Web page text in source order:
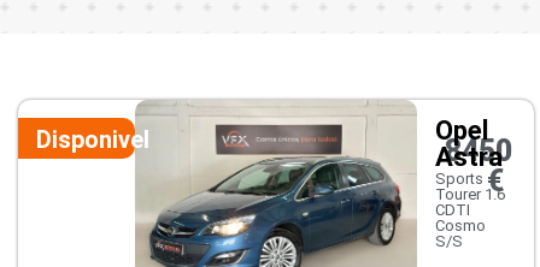
Disponivel
Opel
Astra
Sports
Tourer 1.6
CDTI
Cosmo
S/S
8450
€